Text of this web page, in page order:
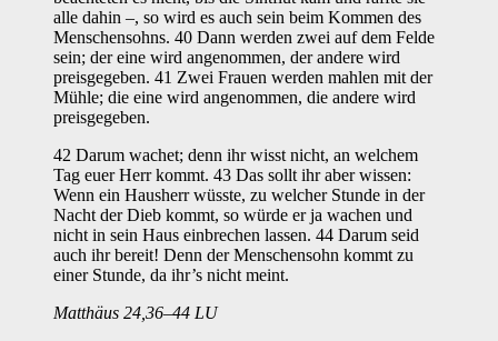
alle dahin –, so wird es auch sein beim Kommen des
Menschensohns. 40 Dann werden zwei auf dem Felde
sein; der eine wird angenommen, der andere wird
preisgegeben. 41 Zwei Frauen werden mahlen mit der
Mühle; die eine wird angenommen, die andere wird
preisgegeben.
42 Darum wachet; denn ihr wisst nicht, an welchem
Tag euer Herr kommt. 43 Das sollt ihr aber wissen:
Wenn ein Hausherr wüsste, zu welcher Stunde in der
Nacht der Dieb kommt, so würde er ja wachen und
nicht in sein Haus einbrechen lassen. 44 Darum seid
auch ihr bereit! Denn der Menschensohn kommt zu
einer Stunde, da ihr’s nicht meint.
Matthäus 24,36–44 LU